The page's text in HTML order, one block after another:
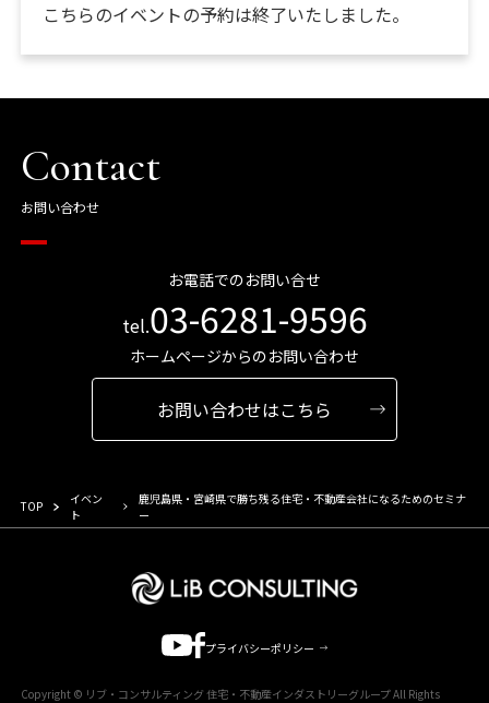
こちらのイベントの予約は終了いたしました。
Contact
お問い合わせ
お電話でのお問い合せ
tel.03-6281-9596
ホームページからのお問い合わせ
お問い合わせはこちら
TOP
イベン
ト
鹿児島県・宮崎県で勝ち残る住宅・不動産会社になるためのセミナ
ー
プライバシーポリシー
Copyright © リブ・コンサルティング 住宅・不動産インダストリーグループ All Rights